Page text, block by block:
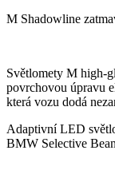
M Shadowline
Světlomety M high-
povrchovou úpravu
která vozu dodá
Adaptivní LED
BMW Selective